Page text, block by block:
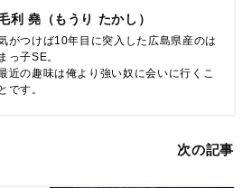
利 堯（もうり たかし）
がつけば10年目に突入した広島県産のは
まっ子SE。
近の趣味は俺より強い奴に会いに行くこ
とです。
次の記事